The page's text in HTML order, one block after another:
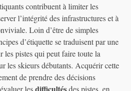
contribuent à limiter les
l’intégrité des infrastructures et à
Loin d’être de simples
d’étiquette se traduisent par une
les pistes qui peut faire toute la
les skieurs débutants. Acquérir cette
de prendre des décisions
lesdifficultésdes pistes, en